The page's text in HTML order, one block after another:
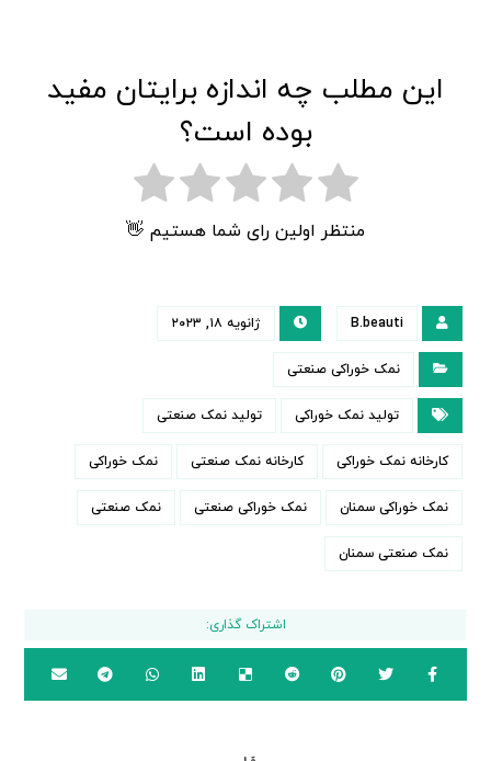
این مطلب چه اندازه برایتان مفید
بوده است؟
منتظر اولین رای شما هستیم 👋
B.beauti ژانویه ۱۸, ۲۰۲۳
نمک خوراکی صنعتی
تولید نمک خوراکی تولید نمک صنعتی
کارخانه نمک خوراکی کارخانه نمک صنعتی نمک خوراکی
نمک خوراکی سمنان نمک خوراکی صنعتی نمک صنعتی
نمک صنعتی سمنان